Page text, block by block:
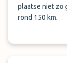
plaatse niet zo
rond 150 km.